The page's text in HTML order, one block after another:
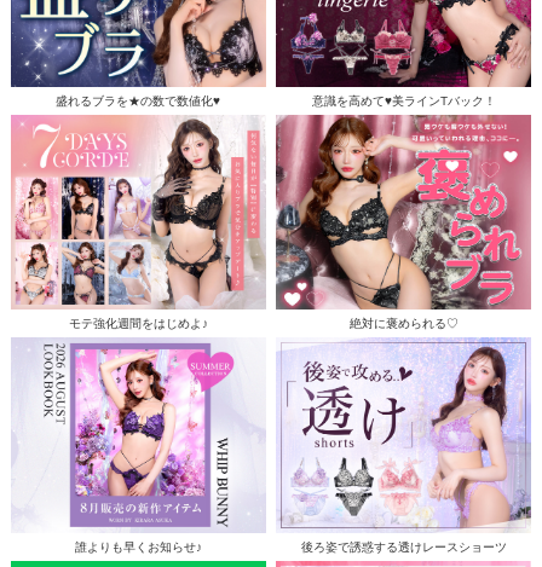
盛れるブラを★の数で数値化♥ 意識を高めて♥美ラインTバック！
モテ強化週間をはじめよ♪ 絶対に褒められる♡
誰よりも早くお知らせ♪ 後ろ姿で誘惑する透けレースショーツ